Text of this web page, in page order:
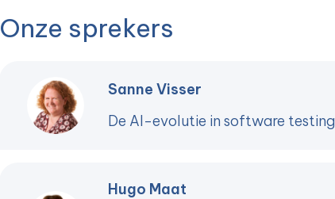
Onze sprekers
Sanne Visser
De AI-evolutie in software testing
Hugo Maat